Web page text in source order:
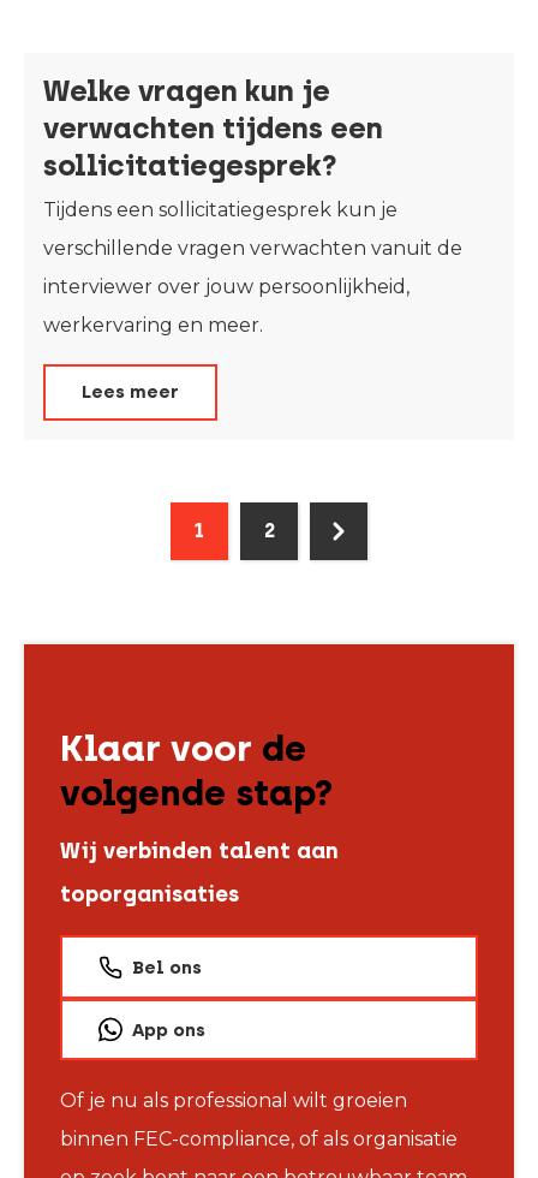
Welke vragen kun je
verwachten tijdens een
sollicitatiegesprek?
Tijdens een sollicitatiegesprek kun je
verschillende vragen verwachten vanuit de
interviewer over jouw persoonlijkheid,
werkervaring en meer.
Lees meer
1 2
Klaar voor de
volgende stap?
Wij verbinden talent aan
toporganisaties
Bel ons
App ons
Of je nu als professional wilt groeien
binnen FEC-compliance, of als organisatie